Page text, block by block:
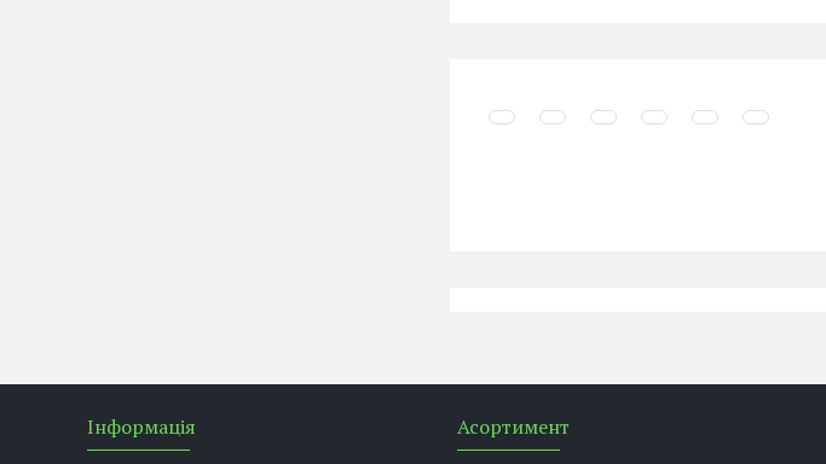
Інформація Асортимент